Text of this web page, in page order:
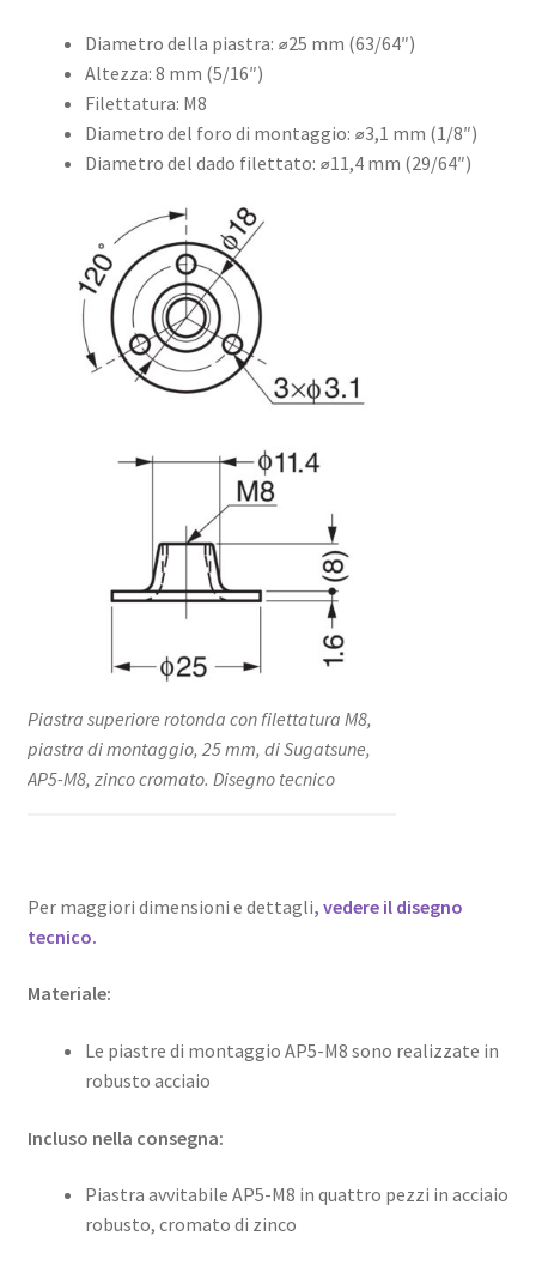
Diametro della piastra: ⌀25 mm (63/64″)
Altezza: 8 mm (5/16″)
Filettatura: M8
Diametro del foro di montaggio: ⌀3,1 mm (1/8″)
Diametro del dado filettato: ⌀11,4 mm (29/64″)
Piastra superiore rotonda con filettatura M8,
piastra di montaggio, 25 mm, di Sugatsune,
AP5-M8, zinco cromato. Disegno tecnico
Per maggiori dimensioni e dettagli, vedere il disegno
tecnico.
Materiale:
Le piastre di montaggio AP5-M8 sono realizzate in
robusto acciaio
Incluso nella consegna:
Piastra avvitabile AP5-M8 in quattro pezzi in acciaio
robusto, cromato di zinco